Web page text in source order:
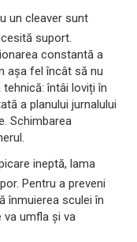
un cleaver sunt
suport.
constantă a
așa fel încât să nu
întâi loviți în
a planului jurnalului
Schimbarea
ineptă, lama
Pentru a preveni
înmuierea sculei în
va umfla și va